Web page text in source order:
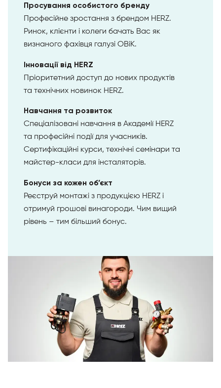
Просування особистого бренду
Професійне зростання з брендом HERZ.
Ринок, клієнти і колеги бачать Вас як
визнаного фахівця галузі ОВіК.
Інновації від HERZ
Пріоритетний доступ до нових продуктів
та технічних новинок HERZ.
Навчання та розвиток
Спеціалізовані навчання в Академії HERZ
та професійні події для учасників.
Сертифікаційні курси, технічні семінари та
майстер-класи для інсталяторів.
Бонуси за кожен об’єкт
Реєструй монтажі з продукцією HERZ і
отримуй грошові винагороди. Чим вищий
рівень – тим більший бонус.